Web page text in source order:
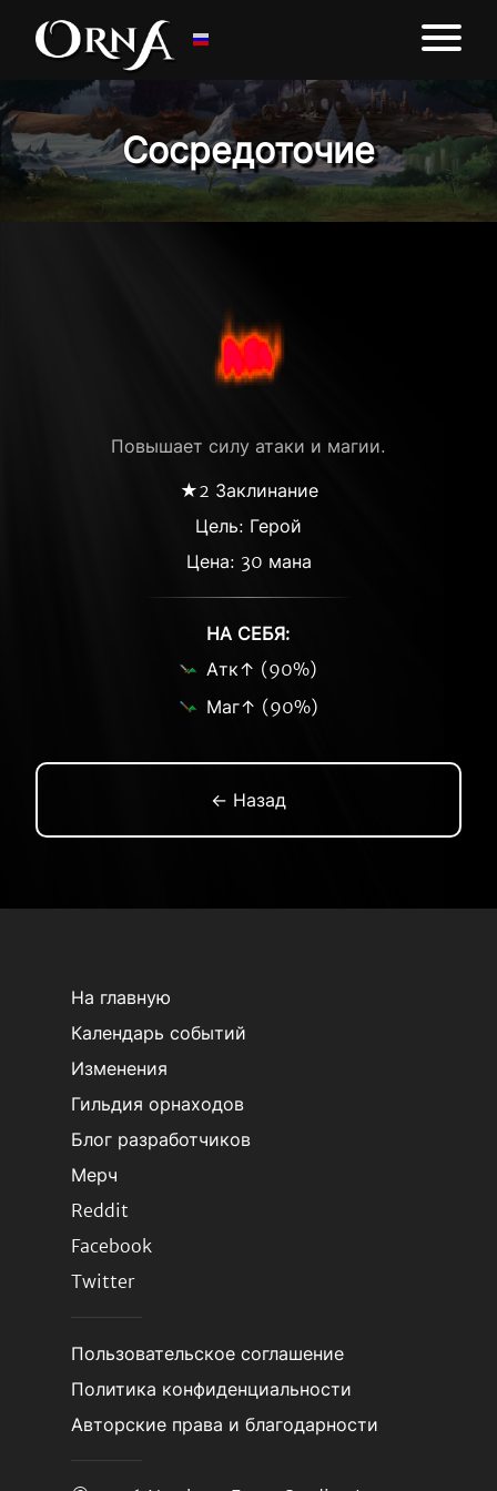
Сосредоточие
Повышает силу атаки и магии.
★2 Заклинание
Цель: Герой
Цена: 30 мана
НА СЕБЯ:
Атк↑ (90%)
Маг↑ (90%)
← Назад
На главную
Календарь событий
Изменения
Гильдия орнаходов
Блог разработчиков
Мерч
Reddit
Facebook
Twitter
Пользовательское соглашение
Политика конфиденциальности
Авторские права и благодарности